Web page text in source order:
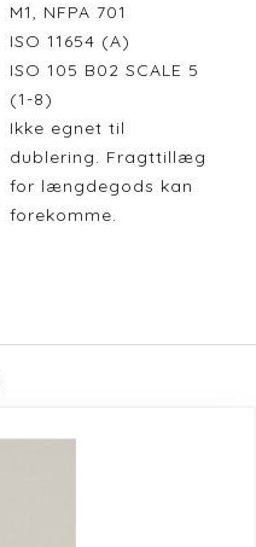
M1, NFPA 701
ISO 11654 (A)
ISO 105 B02 SCALE 5
(1-8)
Ikke egnet til
dublering. Fragttillæg
for længdegods kan
forekomme.